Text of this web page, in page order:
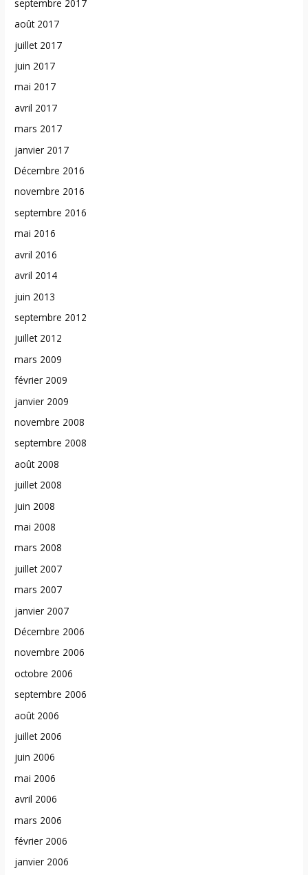
septembre 2017
août 2017
juillet 2017
juin 2017
mai 2017
avril 2017
mars 2017
janvier 2017
Décembre 2016
novembre 2016
septembre 2016
mai 2016
avril 2016
avril 2014
juin 2013
septembre 2012
juillet 2012
mars 2009
février 2009
janvier 2009
novembre 2008
septembre 2008
août 2008
juillet 2008
juin 2008
mai 2008
mars 2008
juillet 2007
mars 2007
janvier 2007
Décembre 2006
novembre 2006
octobre 2006
septembre 2006
août 2006
juillet 2006
juin 2006
mai 2006
avril 2006
mars 2006
février 2006
janvier 2006